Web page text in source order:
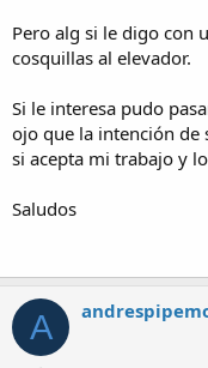
Pero alg si le digo con
cosquillas al elevador.
Si le interesa pudo
ojo que la intención de
si acepta mi trabajo y
Saludos
A